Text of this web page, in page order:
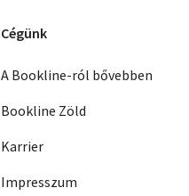
Cégünk
A Bookline-ról bővebben
Bookline Zöld
Karrier
Impresszum